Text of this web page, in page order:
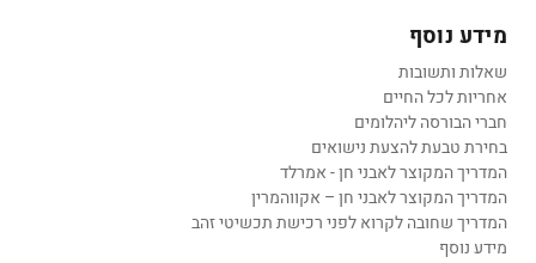
מידע נוסף
שאלות ותשובות
אחריות לכל החיים
חברי הבורסה ליהלומים
בחירת טבעת להצעת נישואים
המדריך המקוצר לאבני חן - אמרלד
המדריך המקוצר לאבני חן – אקווהמרין
המדריך שחובה לקרוא לפני רכישת תכשיטי זהב
מידע נוסף